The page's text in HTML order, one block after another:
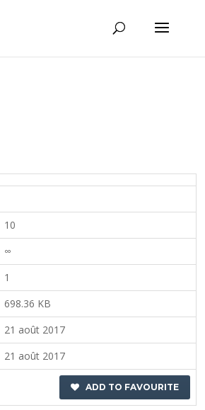
10
∞
1
698.36 KB
21 août 2017
21 août 2017
ADD TO FAVOURITE